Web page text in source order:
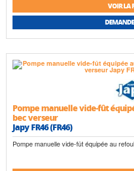
VOIR LA
Pompe manuelle vide-fût
bec verseur
Japy FR46 (FR46)
Pompe manuelle vide-fût équipée au